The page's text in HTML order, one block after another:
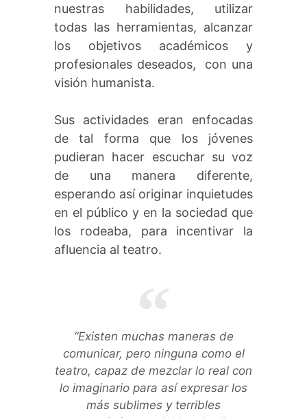
nuestras habilidades, utilizar
todas las herramientas, alcanzar
los objetivos académicos y
profesionales deseados, con una
visión humanista.
Sus actividades eran enfocadas
de tal forma que los jóvenes
pudieran hacer escuchar su voz
de una manera diferente,
esperando así originar inquietudes
en el público y en la sociedad que
los rodeaba, para incentivar la
afluencia al teatro.
“Existen muchas maneras de
comunicar, pero ninguna como el
teatro, capaz de mezclar lo real con
lo imaginario para así expresar los
más sublimes y terribles